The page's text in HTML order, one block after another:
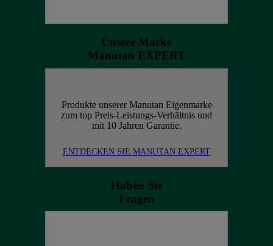
Unsere Marke
Manutan EXPERT
Produkte unserer Manutan Eigenmarke
zum top Preis-Leistungs-Verhältnis und
mit 10 Jahren Garantie.
ENTDECKEN SIE MANUTAN EXPERT
Haben Sie
Fragen